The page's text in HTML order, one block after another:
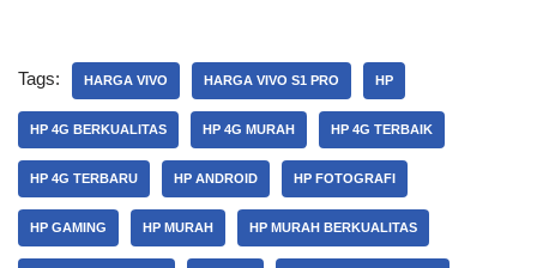
Tags: HARGA VIVO HARGA VIVO S1 PRO HP
HP 4G BERKUALITAS HP 4G MURAH HP 4G TERBAIK
HP 4G TERBARU HP ANDROID HP FOTOGRAFI
HP GAMING HP MURAH HP MURAH BERKUALITAS